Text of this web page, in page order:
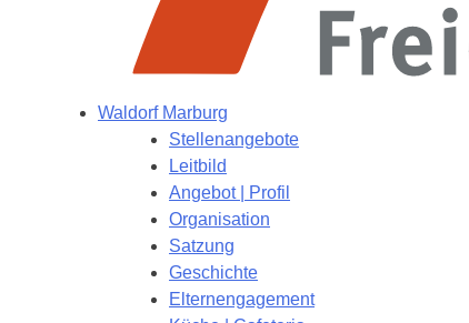
Waldorf Marburg
Stellenangebote
Leitbild
Angebot | Profil
Organisation
Satzung
Geschichte
Elternengagement